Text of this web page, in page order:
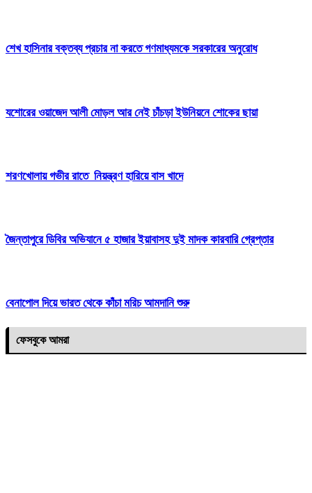
শেখ হাসিনার বক্তব্য প্রচার না করতে গণমাধ্যমকে সরকারের অনুরোধ
যশোরের ওয়াজেদ আলী মোড়ল আর নেই চাঁচড়া ইউনিয়নে শোকের ছায়া
শরণখোলায় গভীর রাতে নিয়ন্ত্রণ হারিয়ে বাস খাদে
জৈন্তাপুরে ডিবির অভিযানে ৫ হাজার ইয়াবাসহ দুই মাদক কারবারি গ্রেপ্তার
বেনাপোল দিয়ে ভারত থেকে কাঁচা মরিচ আমদানি শুরু
ফেসবুকে আমরা